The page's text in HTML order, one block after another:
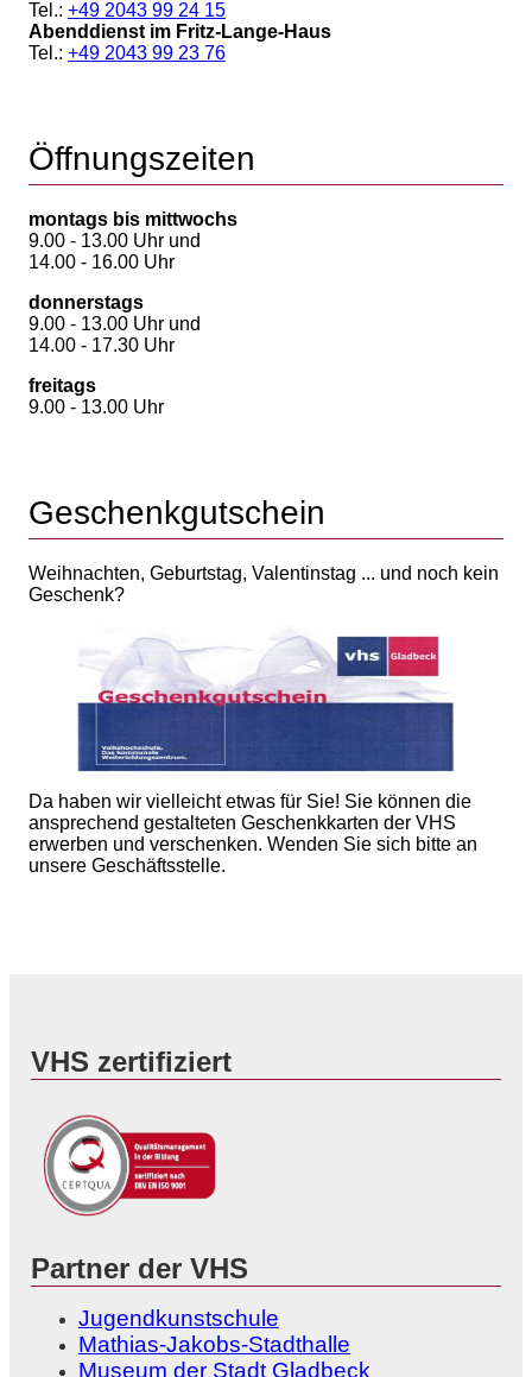
Tel.: +49 2043 99 24 15
Abenddienst im Fritz-Lange-Haus
Tel.: +49 2043 99 23 76
Öffnungszeiten
montags bis mittwochs
9.00 - 13.00 Uhr und
14.00 - 16.00 Uhr
donnerstags
9.00 - 13.00 Uhr und
14.00 - 17.30 Uhr
freitags
9.00 - 13.00 Uhr
Geschenkgutschein
Weihnachten, Geburtstag, Valentinstag ... und noch kein
Geschenk?
Da haben wir vielleicht etwas für Sie! Sie können die
ansprechend gestalteten Geschenkkarten der VHS
erwerben und verschenken. Wenden Sie sich bitte an
unsere Geschäftsstelle.
VHS zertifiziert
Partner der VHS
Jugendkunstschule
Mathias-Jakobs-Stadthalle
Museum der Stadt Gladbeck